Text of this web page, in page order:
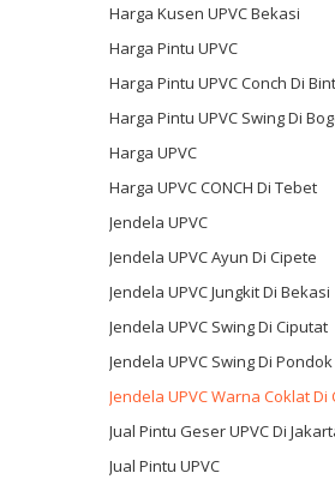
Harga Kusen UPVC Bekasi
Harga Pintu UPVC
Harga Pintu UPVC Conch Di
Harga Pintu UPVC Swing Di
Harga UPVC
Harga UPVC CONCH Di Tebet
Jendela UPVC
Jendela UPVC Ayun Di Cipete
Jendela UPVC Jungkit Di Bekasi
Jendela UPVC Swing Di Ciputat
Jendela UPVC Swing Di
Jendela UPVC Warna Coklat Di
Jual Pintu Geser UPVC Di
Jual Pintu UPVC